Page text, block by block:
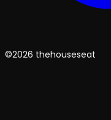
©2026 thehouseseat